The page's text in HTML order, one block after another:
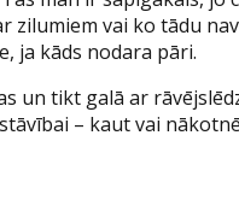
vai ko tādu
ja kāds nodara pāri.
un tikt galā ar
– kaut vai